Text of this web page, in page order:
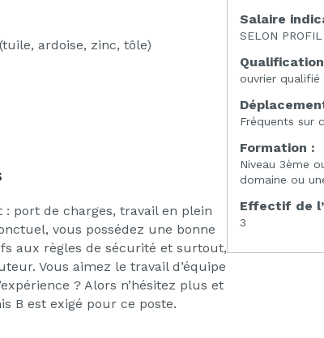
ardoise, zinc, tôle)
port de charges, travail en plein
vous possédez une bonne
aux règles de sécurité et surtout,
Vous aimez le travail d’équipe
? Alors n’hésitez plus et
B est exigé pour ce poste.
Salaire
SELON PROFIL
ouvrier qualifié
Fréquents sur
Formation :
Niveau 3ème
domaine ou
Effectif de
3